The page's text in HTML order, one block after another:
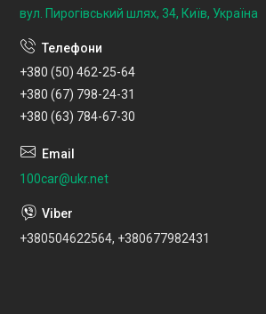
вул. Пирогівський шлях, 34, Київ, Україна
+380 (50) 462-25-64
+380 (67) 798-24-31
+380 (63) 784-67-30
100car@ukr.net
+380504622564, +380677982431